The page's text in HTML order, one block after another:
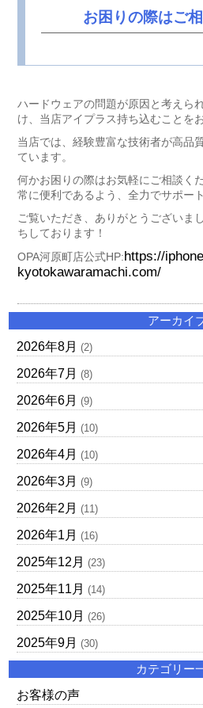
お困りの際はご
ハードウェアの問題が原因と考えら
け、当店アイプラス持ち込むことを
当店では、経験豊富な技術者が高品
ています。
何かお困りの際はお気軽にご相談く
常に便利であるよう、全力でサポー
ご覧いただき、ありがとうございま
ちしております！
OPA河原町店公式HP:https://
kyotokawaramachi.com/
アーカイ
2026年8月 (2)
2026年7月 (8)
2026年6月 (9)
2026年5月 (10)
2026年4月 (10)
2026年3月 (9)
2026年2月 (11)
2026年1月 (16)
2025年12月 (23)
2025年11月 (14)
2025年10月 (26)
2025年9月 (30)
カテゴリー
お客様の声